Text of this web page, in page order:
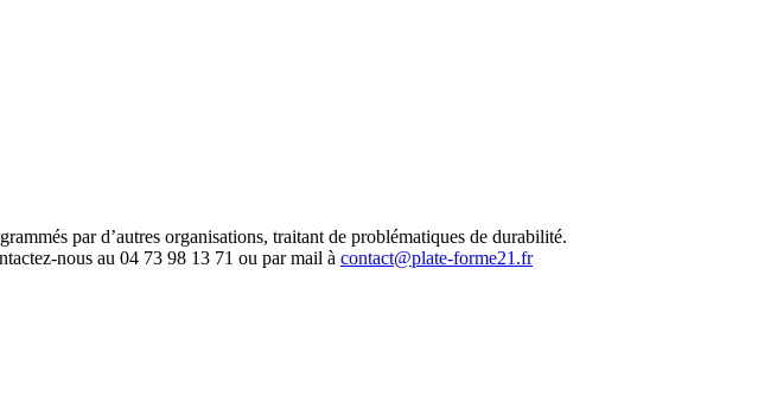
par d’autres organisations, traitant de problématiques de durabilité.
nous au 04 73 98 13 71 ou par mail à contact@plate-forme21.fr